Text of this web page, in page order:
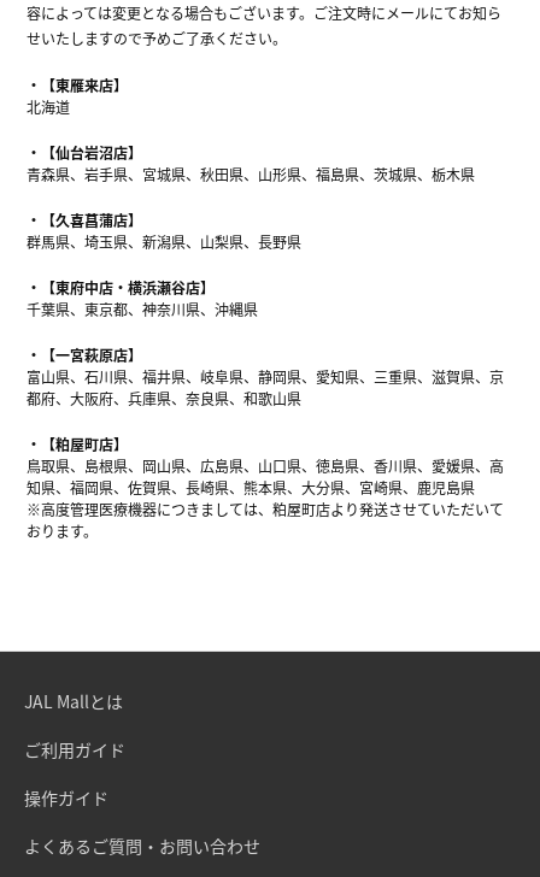
容によっては変更となる場合もございます。ご注文時にメールにてお知ら
せいたしますので予めご了承ください。
【東雁来店】
北海道
【仙台岩沼店】
青森県、岩手県、宮城県、秋田県、山形県、福島県、茨城県、栃木県
【久喜菖蒲店】
群馬県、埼玉県、新潟県、山梨県、長野県
【東府中店・横浜瀬谷店】
千葉県、東京都、神奈川県、沖縄県
【一宮萩原店】
富山県、石川県、福井県、岐阜県、静岡県、愛知県、三重県、滋賀県、京
都府、大阪府、兵庫県、奈良県、和歌山県
【粕屋町店】
鳥取県、島根県、岡山県、広島県、山口県、徳島県、香川県、愛媛県、高
知県、福岡県、佐賀県、長崎県、熊本県、大分県、宮崎県、鹿児島県
※高度管理医療機器につきましては、粕屋町店より発送させていただいて
おります。
JAL Mallとは
ご利用ガイド
操作ガイド
よくあるご質問・お問い合わせ